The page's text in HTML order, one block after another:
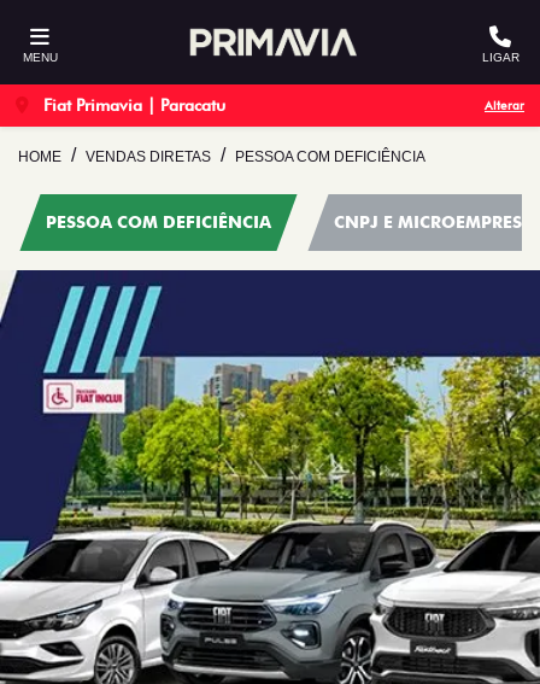
MENU LIGAR
Fiat Primavia | Paracatu Alterar
HOME VENDAS DIRETAS PESSOA COM DEFICIÊNCIA
CNPJ E
PESSOA COM DEFICIÊNCIA